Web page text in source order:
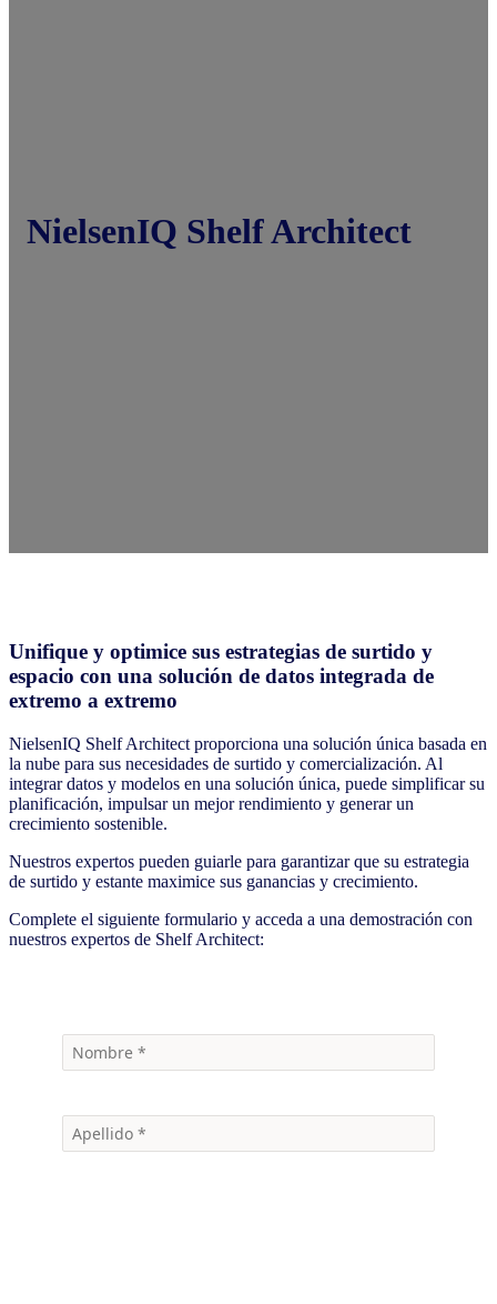
NielsenIQ Shelf Architect
Unifique y optimice sus estrategias de surtido y
espacio con una solución de datos integrada de
extremo a extremo
NielsenIQ Shelf Architect proporciona una solución única basada en
la nube para sus necesidades de surtido y comercialización. Al
integrar datos y modelos en una solución única, puede simplificar su
planificación, impulsar un mejor rendimiento y generar un
crecimiento sostenible.
Nuestros expertos pueden guiarle para garantizar que su estrategia
de surtido y estante maximice sus ganancias y crecimiento.
Complete el siguiente formulario y acceda a una demostración con
nuestros expertos de Shelf Architect: